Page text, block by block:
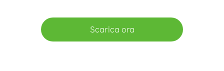
Scarica ora